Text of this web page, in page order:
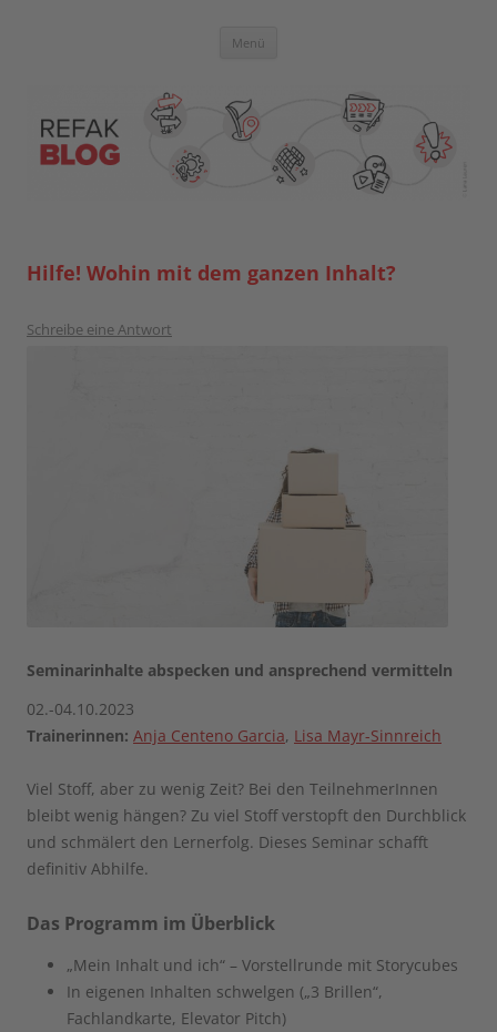
Blog der Referent:innen Akademie
Menü
Hilfe! Wohin mit dem ganzen Inhalt?
Schreibe eine Antwort
Seminarinhalte abspecken und ansprechend vermitteln
02.-04.10.2023
Trainerinnen: Anja Centeno Garcia, Lisa Mayr-Sinnreich
Viel Stoff, aber zu wenig Zeit? Bei den TeilnehmerInnen
bleibt wenig hängen? Zu viel Stoff verstopft den Durchblick
und schmälert den Lernerfolg. Dieses Seminar schafft
definitiv Abhilfe.
Das Programm im Überblick
„Mein Inhalt und ich“ – Vorstellrunde mit Storycubes
In eigenen Inhalten schwelgen („3 Brillen“,
Fachlandkarte, Elevator Pitch)